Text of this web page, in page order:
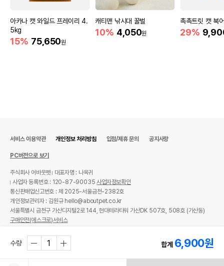
아카나 캣 와일드 프레이리 4.
5kg
15% 75,650원
캐티맨 낚시대 꿀벌
10% 4,050원
촉촉트릿 캣 북
29%
수량 합계 6,900원
서비스 이용약관 개인정보 처리방침 입점/제휴 문의 공지사항
PC버전으로 보기
주식회사 어바웃펫
대표자명 : 나옥귀
사업자 등록번호 : 120-87-90035사업자정보확인
통신판매업신고번호 : 제 2025-서울금천-2382호
개인정보관리자 : 김원규 hello@aboutpet.co.kr
서울특별시 금천구 가산디지털2로 144, 현대테라타워 가산DK 507호, 508호 (가산동)
구매안전(에스크로)서비스